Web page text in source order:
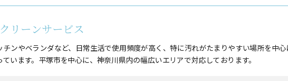
リーンサービス
チンやベランダなど、日常生活で使用頻度が高く、特に汚れがたまりやすい場所を中
ています。平塚市を中心に、神奈川県内の幅広いエリアで対応しております。